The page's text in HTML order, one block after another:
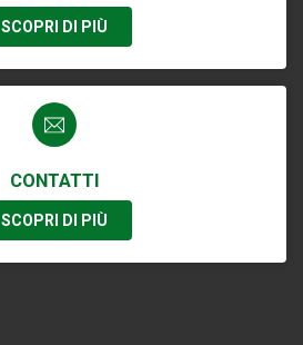
SCOPRI DI PIÙ
CONTATTI
SCOPRI DI PIÙ